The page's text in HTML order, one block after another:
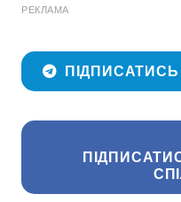
РЕКЛАМА
ПІДПИСАТИСЬ